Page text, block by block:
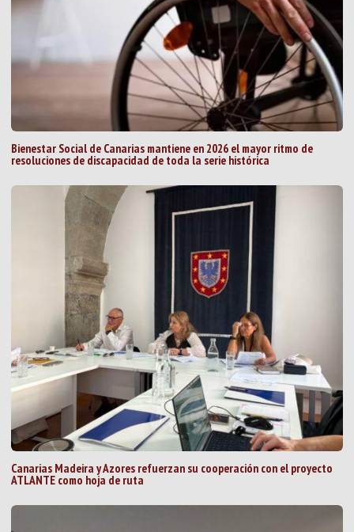
Bienestar Social de Canarias mantiene en 2026 el mayor ritmo de
resoluciones de discapacidad de toda la serie histórica
Canarias Madeira y Azores refuerzan su cooperación con el proyecto
ATLANTE como hoja de ruta